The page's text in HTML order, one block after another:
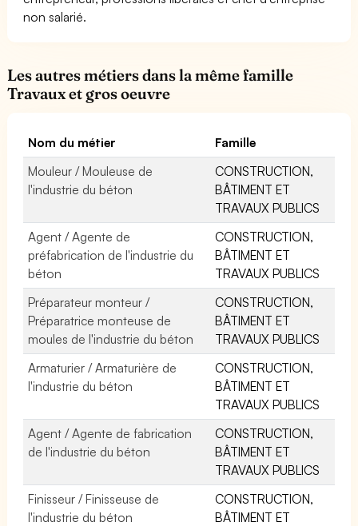
non salarié.
Les autres métiers dans la même famille
Travaux et gros oeuvre
Nom du métier
Famille
Mouleur / Mouleuse de
l'industrie du béton
CONSTRUCTION,
BÂTIMENT ET
TRAVAUX PUBLICS
Agent / Agente de
préfabrication de l'industrie du
béton
CONSTRUCTION,
BÂTIMENT ET
TRAVAUX PUBLICS
Préparateur monteur /
Préparatrice monteuse de
moules de l'industrie du béton
CONSTRUCTION,
BÂTIMENT ET
TRAVAUX PUBLICS
Armaturier / Armaturière de
l'industrie du béton
CONSTRUCTION,
BÂTIMENT ET
TRAVAUX PUBLICS
Agent / Agente de fabrication
de l'industrie du béton
CONSTRUCTION,
BÂTIMENT ET
TRAVAUX PUBLICS
Finisseur / Finisseuse de
l'industrie du béton
CONSTRUCTION,
BÂTIMENT ET